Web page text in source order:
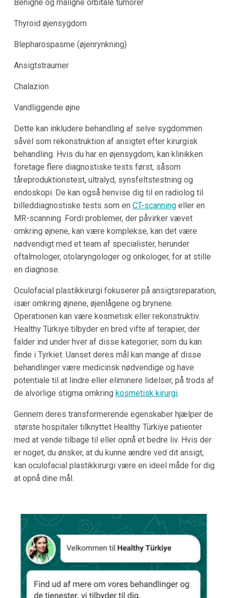
Benigne og maligne orbitale tumorer
Thyroid øjensygdom
Blepharospasme (øjenrynkning)
Ansigtstraumer
Chalazion
Vandliggende øjne
Dette kan inkludere behandling af selve sygdommen
såvel som rekonstruktion af ansigtet efter kirurgisk
behandling. Hvis du har en øjensygdom, kan klinikken
foretage flere diagnostiske tests først, såsom
tåreproduktionstest, ultralyd, synsfeltstestning og
endoskopi. De kan også henvise dig til en radiolog til
billeddiagnostiske tests som en CT-scanningeller en
MR-scanning. Fordi problemer, der påvirker vævet
omkring øjnene, kan være komplekse, kan det være
nødvendigt med et team af specialister, herunder
oftalmologer, otolaryngologer og onkologer, for at stille
en diagnose.
Oculofacial plastikkirurgi fokuserer på ansigtsreparation,
især omkring øjnene, øjenlågene og brynene.
Operationen kan være kosmetisk eller rekonstruktiv.
Healthy Türkiye tilbyder en bred vifte af terapier, der
falder ind under hver af disse kategorier, som du kan
finde i Tyrkiet. Uanset deres mål kan mange af disse
behandlinger være medicinsk nødvendige og have
potentiale til at lindre eller eliminere lidelser, på trods af
de alvorlige stigma omkring kosmetisk kirurgi.
Gennem deres transformerende egenskaber hjælper de
største hospitaler tilknyttet Healthy Türkiye patienter
med at vende tilbage til eller opnå et bedre liv. Hvis der
er noget, du ønsker, at du kunne ændre ved dit ansigt,
kan oculofacial plastikkirurgi være en ideel måde for dig
at opnå dine mål.